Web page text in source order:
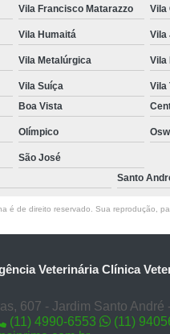
Vila Francisco Matarazzo Vila
Vila Humaitá Vila
Vila Metalúrgica Vila
Vila Suíça Vila
Boa Vista
Olímpico
São José
Santo
é de direito reservado. Sua reprodução,
Veterinária Clínica
607 - Jardim Santo André
(11) 4990-6553
(11)